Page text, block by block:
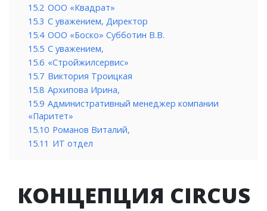
15.2 ООО «Квадрат»
15.3 С уважением, Директор
15.4 ООО «Боско» Субботин В.В.
15.5 С уважением,
15.6 «Стройжилсервис»
15.7 Виктория Троицкая
15.8 Архипова Ирина,
15.9 Административный менеджер компании
«Паритет»
15.10 Романов Виталий,
15.11 ИТ отдел
КОНЦЕПЦИЯ CIRCUS